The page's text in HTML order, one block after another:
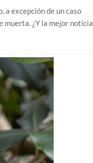
a excepción de un caso
muerta. ¿Y la mejor noticia